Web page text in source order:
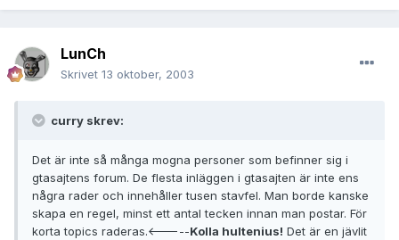
LunCh
Skrivet 13 oktober, 2003
curry skrev:
Det är inte så många mogna personer som befinner sig i
gtasajtens forum. De flesta inläggen i gtasajten är inte ens
några rader och innehåller tusen stavfel. Man borde kanske
skapa en regel, minst ett antal tecken innan man postar. För
korta topics raderas.<-----Kolla hultenius! Det är en jävlit